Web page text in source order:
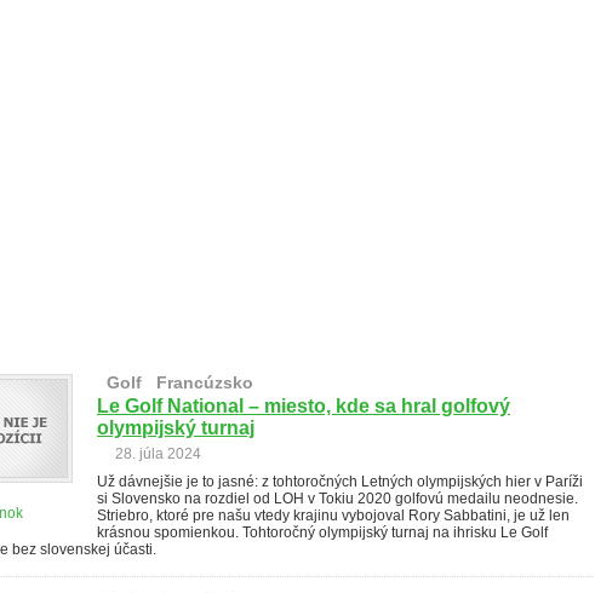
Golf Francúzsko
Le Golf National – miesto, kde sa hral golfový
olympijský turnaj
28. júla 2024
Už dávnejšie je to jasné: z tohtoročných Letných olympijských hier v Paríži
si Slovensko na rozdiel od LOH v Tokiu 2020 golfovú medailu neodnesie.
Striebro, ktoré pre našu vtedy krajinu vybojoval Rory Sabbatini, je už len
krásnou spomienkou. Tohtoročný olympijský turnaj na ihrisku Le Golf
bez slovenskej účasti.